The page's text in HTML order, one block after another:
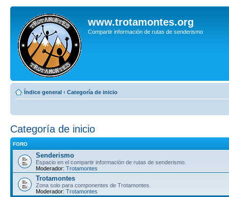
www.trotamontes.org
Compartir información de rutas de senderismo
Índice general ‹ Categoría de inicio
Categoría de inicio
FORO
Senderismo
Espacio en el compartir información de rutas de senderismo.
Moderador: Trotamontes
Trotamontes
Zona solo para componentes de Trotamontes.
Moderador: Trotamontes